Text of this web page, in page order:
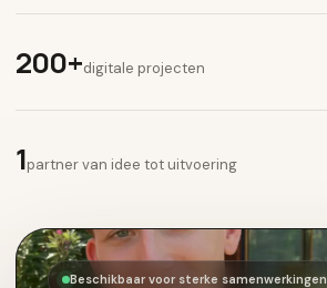
200+digitale projecten
1partner van idee tot uitvoering
Beschikbaar voor sterke samenwerkingen